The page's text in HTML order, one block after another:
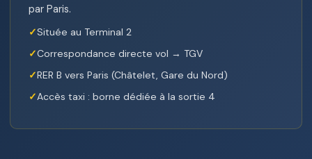
par Paris.
Située au Terminal 2
Correspondance directe vol → TGV
RER B vers Paris (Châtelet, Gare du Nord)
Accès taxi : borne dédiée à la sortie 4